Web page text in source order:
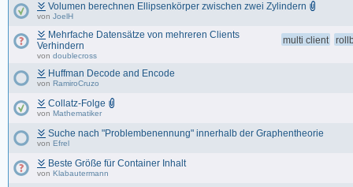
Volumen berechnen Ellipsenkörper zwischen zwei Zylindern
von JoelH
multi client
Mehrfache Datensätze von mehreren Clients
Verhindern
von doublecross
Huffman Decode and Encode
von RamiroCruzo
Collatz-Folge
von Mathematiker
Suche nach "Problembenennung" innerhalb der Graphentheorie
von Efrel
Beste Größe für Container Inhalt
von Klabautermann